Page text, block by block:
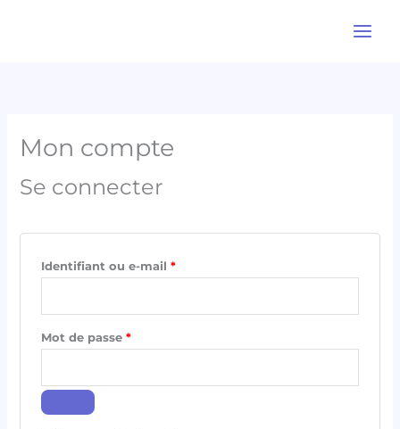
Mon compte
Se connecter
Identifiant ou e-mail*
Mot de passe*